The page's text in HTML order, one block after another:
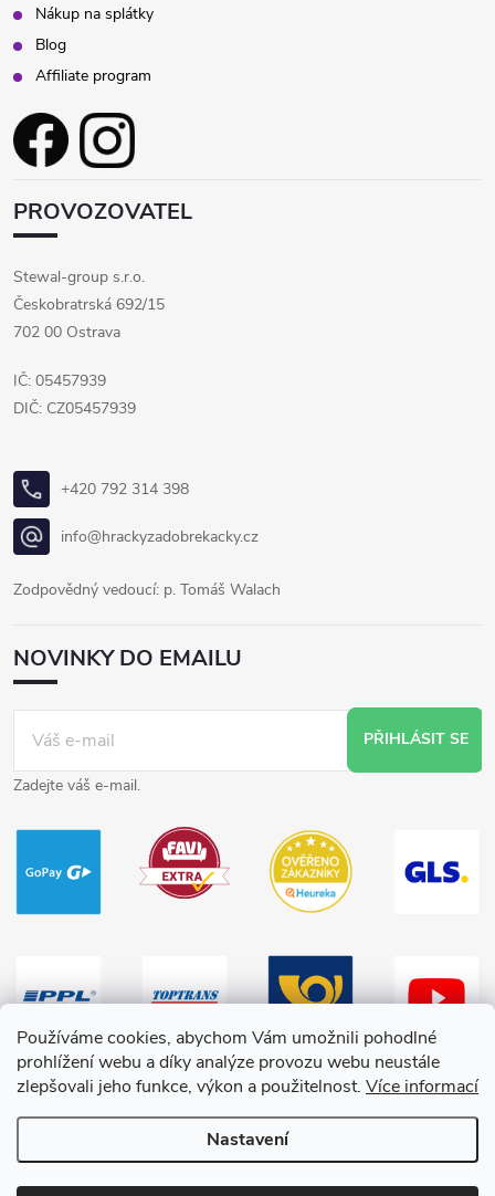
Používáme cookies, abychom Vám umožnili pohodlné
prohlížení webu a díky analýze provozu webu neustále
zlepšovali jeho funkce, výkon a použitelnost. Více informací
Nastavení
Nákup na splátky
Blog
Affiliate program
PROVOZOVATEL
Stewal-group s.r.o.
Českobratrská 692/15
702 00 Ostrava
IČ: 05457939
DIČ: CZ05457939
+420 792 314 398
info@hrackyzadobrekacky.cz
Zodpovědný vedoucí: p. Tomáš Walach
NOVINKY DO EMAILU
PŘIHLÁSIT SE
Zadejte váš e-mail.